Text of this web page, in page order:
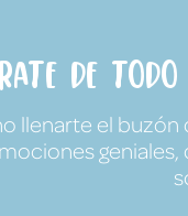
de
llenarte el buzón